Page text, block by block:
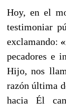
Hoy, en el
testimoniar
exclamando:«
pecadores e
Hijo, nos
razón última
hacia Él